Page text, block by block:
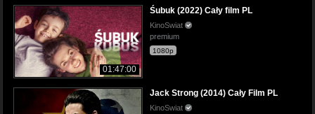
01:47:00
Śubuk (2022) Cały film PL
KinoSwiat
premium
1080p
Jack Strong (2014) Cały Film PL
KinoSwiat